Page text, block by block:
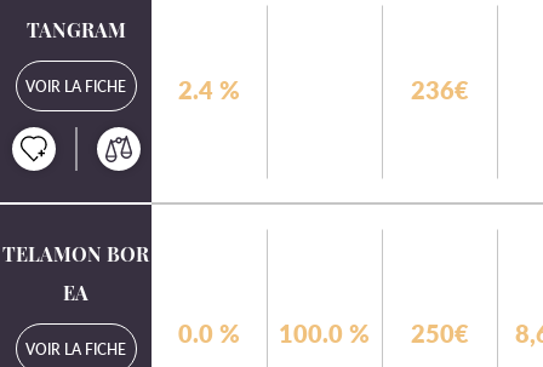
TANGRAM
VOIR LA FICHE 2.4 % 236€
TELAMON BOR
EA
VOIR LA FICHE
0.0 % 100.0 % 250€